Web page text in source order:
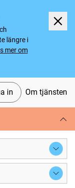
längre i
mer om
in Om tjänsten